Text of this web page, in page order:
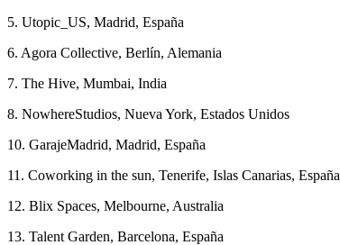
5. Utopic_US, Madrid, España
6. Agora Collective, Berlín, Alemania
7. The Hive, Mumbai, India
8. NowhereStudios, Nueva York, Estados Unidos
10. GarajeMadrid, Madrid, España
11. Coworking in the sun, Tenerife, Islas Canarias, España
12. Blix Spaces, Melbourne, Australia
13. Talent Garden, Barcelona, España